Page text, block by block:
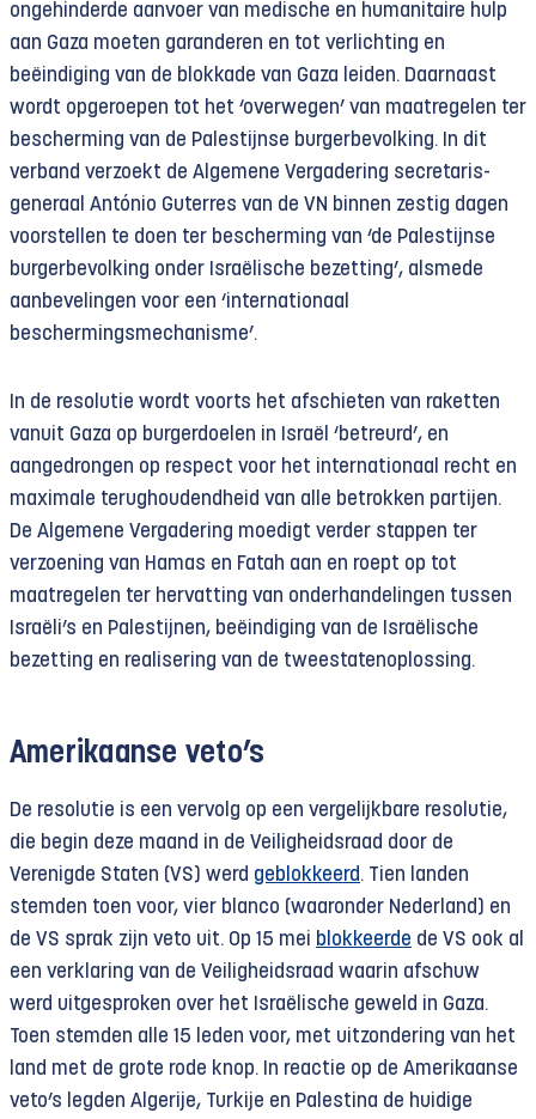
ongehinderde aanvoer van medische en humanitaire hulp
aan Gaza moeten garanderen en tot verlichting en
beëindiging van de blokkade van Gaza leiden. Daarnaast
wordt opgeroepen tot het ‘overwegen’ van maatregelen ter
bescherming van de Palestijnse burgerbevolking. In dit
verband verzoekt de Algemene Vergadering secretaris-
generaal António Guterres van de VN binnen zestig dagen
voorstellen te doen ter bescherming van ‘de Palestijnse
burgerbevolking onder Israëlische bezetting’, alsmede
aanbevelingen voor een ‘internationaal
beschermingsmechanisme’.
In de resolutie wordt voorts het afschieten van raketten
vanuit Gaza op burgerdoelen in Israël ‘betreurd’, en
aangedrongen op respect voor het internationaal recht en
maximale terughoudendheid van alle betrokken partijen.
De Algemene Vergadering moedigt verder stappen ter
verzoening van Hamas en Fatah aan en roept op tot
maatregelen ter hervatting van onderhandelingen tussen
Israëli’s en Palestijnen, beëindiging van de Israëlische
bezetting en realisering van de tweestatenoplossing.
Amerikaanse veto’s
De resolutie is een vervolg op een vergelijkbare resolutie,
die begin deze maand in de Veiligheidsraad door de
Verenigde Staten (VS) werd geblokkeerd. Tien landen
stemden toen voor, vier blanco (waaronder Nederland) en
de VS sprak zijn veto uit. Op 15 mei blokkeerde de VS ook al
een verklaring van de Veiligheidsraad waarin afschuw
werd uitgesproken over het Israëlische geweld in Gaza.
Toen stemden alle 15 leden voor, met uitzondering van het
land met de grote rode knop. In reactie op de Amerikaanse
veto’s legden Algerije, Turkije en Palestina de huidige